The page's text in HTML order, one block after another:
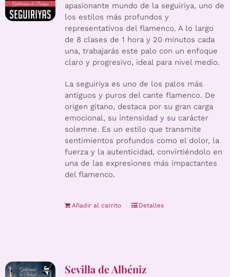
apasionante mundo de la seguiriya, uno de
los estilos más profundos y
representativos del flamenco. A lo largo
de 8 clases de 1 hora y 20 minutos cada
una, trabajarás este palo con un enfoque
claro y progresivo, ideal para nivel medio.
La seguiriya es uno de los palos más
antiguos y puros del cante flamenco. De
origen gitano, destaca por su gran carga
emocional, su intensidad y su carácter
solemne. Es un estilo que transmite
sentimientos profundos como el dolor, la
fuerza y la autenticidad, convirtiéndolo en
una de las expresiones más impactantes
del flamenco.
Añadir al carrito Detalles
Sevilla de Albéniz